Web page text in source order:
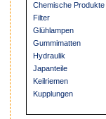
Chemische Produkte
Filter
Glühlampen
Gummimatten
Hydraulik
Japanteile
Keilriemen
Kupplungen